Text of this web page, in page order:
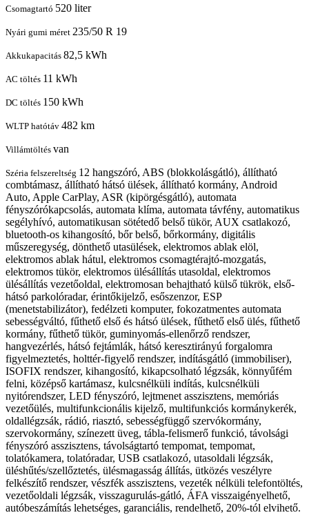
Csomagtartó 520 liter
Nyári gumi méret 235/50 R 19
Akkukapacitás 82,5 kWh
AC töltés 11 kWh
DC töltés 150 kWh
WLTP hatótáv 482 km
Villámtöltés van
Széria felszereltség 12 hangszóró, ABS (blokkolásgátló), állítható
combtámasz, állítható hátsó ülések, állítható kormány, Android
Auto, Apple CarPlay, ASR (kipörgésgátló), automata
fényszórókapcsolás, automata klíma, automata távfény, automatikus
segélyhívó, automatikusan sötétedő belső tükör, AUX csatlakozó,
bluetooth-os kihangosító, bőr belső, bőrkormány, digitális
műszeregység, dönthető utasülések, elektromos ablak elöl,
elektromos ablak hátul, elektromos csomagtérajtó-mozgatás,
elektromos tükör, elektromos ülésállítás utasoldal, elektromos
ülésállítás vezetőoldal, elektromosan behajtható külső tükrök, első-
hátsó parkolóradar, érintőkijelző, esőszenzor, ESP
(menetstabilizátor), fedélzeti komputer, fokozatmentes automata
sebességváltó, fűthető első és hátsó ülések, fűthető első ülés, fűthető
kormány, fűthető tükör, guminyomás-ellenőrző rendszer,
hangvezérlés, hátsó fejtámlák, hátsó keresztirányú forgalomra
figyelmeztetés, holttér-figyelő rendszer, indításgátló (immobiliser),
ISOFIX rendszer, kihangosító, kikapcsolható légzsák, könnyűfém
felni, középső kartámasz, kulcsnélküli indítás, kulcsnélküli
nyitórendszer, LED fényszóró, lejtmenet asszisztens, memóriás
vezetőülés, multifunkcionális kijelző, multifunkciós kormánykerék,
oldallégzsák, rádió, riasztó, sebességfüggő szervókormány,
szervokormány, színezett üveg, tábla-felismerő funkció, távolsági
fényszóró asszisztens, távolságtartó tempomat, tempomat,
tolatókamera, tolatóradar, USB csatlakozó, utasoldali légzsák,
üléshűtés/szellőztetés, ülésmagasság állítás, ütközés veszélyre
felkészítő rendszer, vészfék asszisztens, vezeték nélküli telefontöltés,
vezetőoldali légzsák, visszagurulás-gátló, ÁFA visszaigényelhető,
autóbeszámítás lehetséges, garanciális, rendelhető, 20%-tól elvihető.